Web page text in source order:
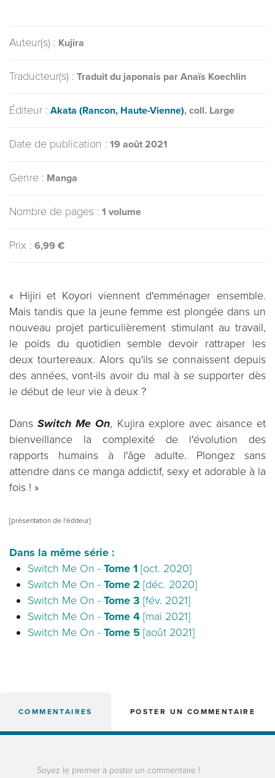
Auteur(s) : Kujira
Traducteur(s) : Traduit du japonais par Anaïs Koechlin
Éditeur : Akata (Rancon, Haute-Vienne), coll. Large
Date de publication : 19 août 2021
Genre : Manga
Nombre de pages : 1 volume
Prix : 6,99 €
« Hijiri et Koyori viennent d'emménager ensemble.
Mais tandis que la jeune femme est plongée dans un
nouveau projet particulièrement stimulant au travail,
le poids du quotidien semble devoir rattraper les
deux tourtereaux. Alors qu'ils se connaissent depuis
des années, vont-ils avoir du mal à se supporter dès
le début de leur vie à deux ?
DansSwitch Me On, Kujira explore avec aisance et
bienveillance la complexité de l'évolution des
rapports humains à l'âge adulte. Plongez sans
attendre dans ce manga addictif, sexy et adorable à la
fois ! »
[présentation de l'éditeur]
Dans la même série :
Switch Me On - Tome 1 [oct. 2020]
Switch Me On - Tome 2 [déc. 2020]
Switch Me On - Tome 3 [fév. 2021]
Switch Me On - Tome 4 [mai 2021]
Switch Me On - Tome 5 [août 2021]
COMMENTAIRES POSTER UN COMMENTAIRE
Soyez le premier à poster un commentaire !